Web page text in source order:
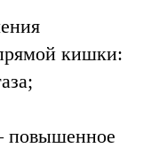
кишки:
повышенное